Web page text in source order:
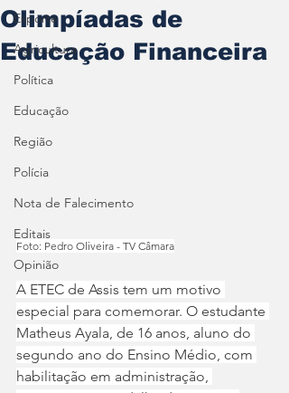
Esporte
Agricultura
Política
Educação
Região
Polícia
Nota de Falecimento
Editais
Opinião
Olimpíadas de
Educação Financeira
Foto: Pedro Oliveira - TV Câmara
A ETEC de Assis tem um motivo
especial para comemorar. O estudante
Matheus Ayala, de 16 anos, aluno do
segundo ano do Ensino Médio, com
habilitação em administração,